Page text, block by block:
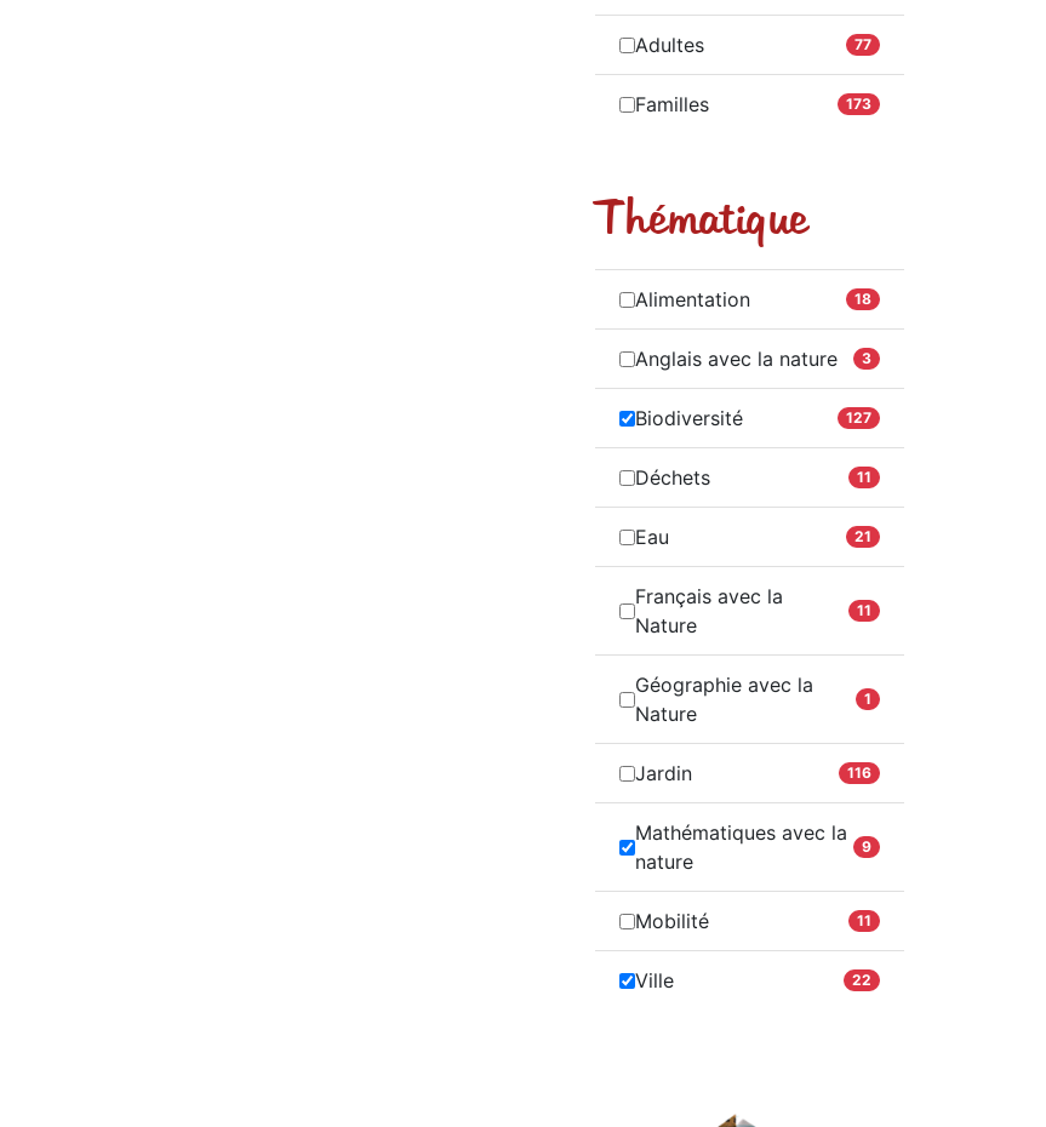
Adultes 77
Familles 173
Thématique
Alimentation 18
Anglais avec la nature 3
Biodiversité 127
Déchets 11
Eau 21
Français avec la
Nature
11
Géographie avec la
Nature
1
Jardin 116
Mathématiques avec la
nature
9
Mobilité 11
Ville 22